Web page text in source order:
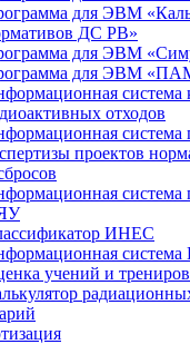
для ЭВМ
ДС РВ»
для ЭВМ
для ЭВМ
система
отходов
система
проектов
система
ИНЕС
учений и